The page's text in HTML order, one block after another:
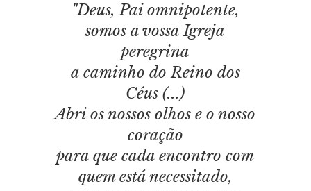
"Deus, Pai omnipotente,
somos a vossa Igreja
peregrina
a caminho do Reino dos
Céus (...)
Abri os nossos olhos e o nosso
coração
para que cada encontro com
quem está necessitado,